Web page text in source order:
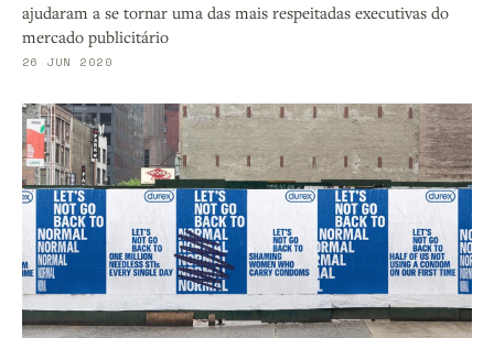
ajudaram a se tornar uma das mais respeitadas executivas do
mercado publicitário
26 JUN 2020